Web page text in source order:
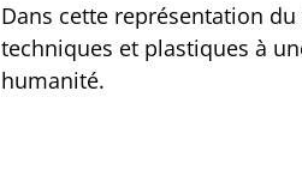
Dans cette représentation
techniques et plastiques à
humanité.